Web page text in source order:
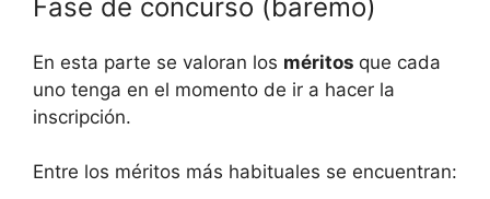
Fase de concurso (baremo)
En esta parte se valoran los méritos que cada
uno tenga en el momento de ir a hacer la
inscripción.
Entre los méritos más habituales se encuentran: